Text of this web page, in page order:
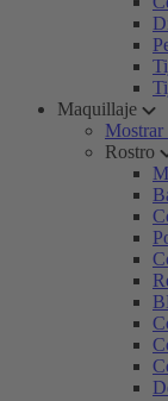
Maquillaje
Mostrar
Rostro